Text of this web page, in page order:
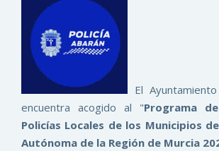
El
encuentra acogido al "Programa
Policías Locales de los Municipios
Autónoma de la Región de Murcia